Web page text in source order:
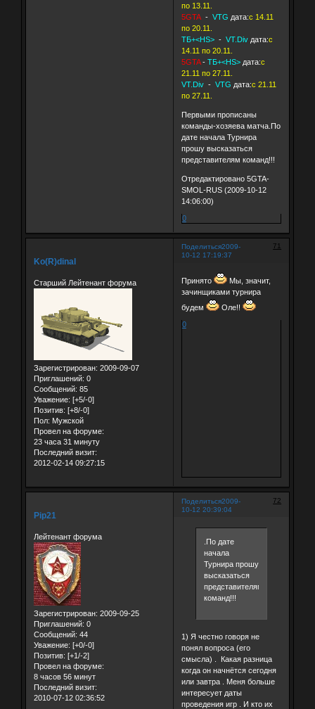
по 13.11.
5GTA- VTG дата:с 14.11
по 20.11.
ТБ+<HS>- VT.Divдата:с
14.11 по 20.11.
5GTA- ТБ+<HS>дата:с
21.11 по 27.11.
VT.Div- VTG дата:с 21.11
по 27.11.
Первыми прописаны
команды-хозяева матча.По
дате начала Турнира
прошу высказаться
представителям команд!!!
Отредактировано 5GTA-
SMOL-RUS (2009-10-12
14:06:00)
0
Поделиться 71
2009-
10-12 17:19:37
Ko(R)dinal
Старший Лейтенант форума
Зарегистрирован: 2009-09-07
Приглашений: 0
Сообщений: 85
Уважение: [+5/-0]
Позитив: [+8/-0]
Пол: Мужской
Провел на форуме:
23 часа 31 минуту
Последний визит:
2012-02-14 09:27:15
Принято
Мы, значит,
зачинщиками турнира
будем
Оле!!
0
Поделиться 72
2009-
10-12 20:39:04
Pip21
Лейтенант форума
Зарегистрирован: 2009-09-25
Приглашений: 0
Сообщений: 44
Уважение: [+0/-0]
Позитив: [+1/-2]
Провел на форуме:
8 часов 56 минут
Последний визит:
2010-07-12 02:36:52
.По дате
начала
Турнира прошу
высказаться
представителям
команд!!!
1) Я честно говоря не
понял вопроса (его
смысла) . Какая разница
когда он начнётся сегодня
или завтра . Меня больше
интересует даты
проведения игр . И кто их